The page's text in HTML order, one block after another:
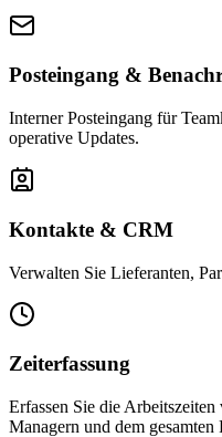
Posteingang &
Interner Posteingang für
operative Updates.
Kontakte & CRM
Verwalten Sie Lieferanten,
Zeiterfassung
Erfassen Sie die
Managern und dem gesamten